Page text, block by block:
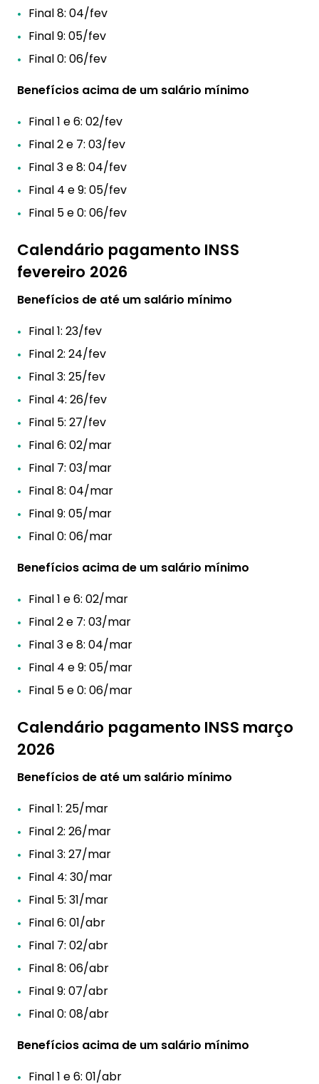
Final 8: 04/fev
Final 9: 05/fev
Final 0: 06/fev
Benefícios acima de um salário mínimo
Final 1 e 6: 02/fev
Final 2 e 7: 03/fev
Final 3 e 8: 04/fev
Final 4 e 9: 05/fev
Final 5 e 0: 06/fev
Calendário pagamento INSS
fevereiro 2026
Benefícios de até um salário mínimo
Final 1: 23/fev
Final 2: 24/fev
Final 3: 25/fev
Final 4: 26/fev
Final 5: 27/fev
Final 6: 02/mar
Final 7: 03/mar
Final 8: 04/mar
Final 9: 05/mar
Final 0: 06/mar
Benefícios acima de um salário mínimo
Final 1 e 6: 02/mar
Final 2 e 7: 03/mar
Final 3 e 8: 04/mar
Final 4 e 9: 05/mar
Final 5 e 0: 06/mar
Calendário pagamento INSS março
2026
Benefícios de até um salário mínimo
Final 1: 25/mar
Final 2: 26/mar
Final 3: 27/mar
Final 4: 30/mar
Final 5: 31/mar
Final 6: 01/abr
Final 7: 02/abr
Final 8: 06/abr
Final 9: 07/abr
Final 0: 08/abr
Benefícios acima de um salário mínimo
Final 1 e 6: 01/abr